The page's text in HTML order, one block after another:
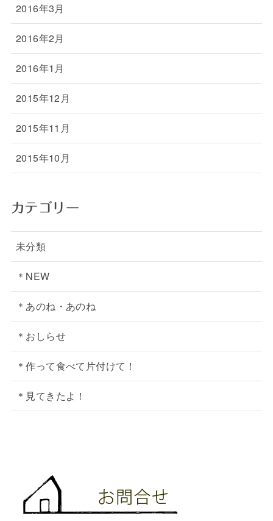
2016年3月
2016年2月
2016年1月
2015年12月
2015年11月
2015年10月
カテゴリー
未分類
＊NEW
＊あのね・あのね
＊おしらせ
＊作って食べて片付けて！
＊見てきたよ！